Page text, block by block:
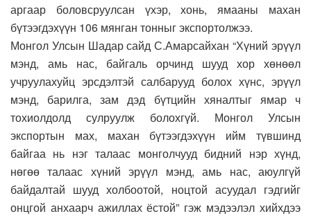
аргаар боловсруулсан үхэр, хонь, ямааны махан
бүтээгдэхүүн 106 мянган тонныг экспортолжээ.
Монгол Улсын Шадар сайд С.Амарсайхан “Хүний эрүүл
мэнд, амь нас, байгаль орчинд шууд хор хөнөөл
учруулахуйц эрсдэлтэй салбарууд болох хүнс, эрүүл
мэнд, барилга, зам дэд бүтцийн хяналтыг ямар ч
тохиолдолд сулруулж болохгүй. Монгол Улсын
экспортын мах, махан бүтээгдэхүүн ийм түвшинд
байгаа нь нэг талаас монголчууд бидний нэр хүнд,
нөгөө талаас хүний эрүүл мэнд, амь нас, аюулгүй
байдалтай шууд холбоотой, ноцтой асуудал гэдгийг
онцгой анхаарч ажиллах ёстой” гэж мэдээлэл хийхдээ